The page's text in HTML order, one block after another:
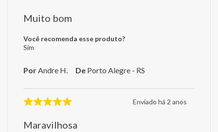
Muito bom
Você recomenda esse produto?
Sim
Por Andre H. De Porto Alegre - RS
Enviado há 2 anos
Maravilhosa